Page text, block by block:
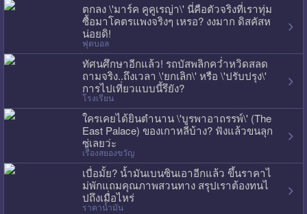
ตกลง \'มาร์ค คูคูเรญ่า\' นี่คือตัวจริงที่เราทุ่ม
ซื้อมาโคตรแพงจริงๆ เหรอ? งงมาก ดิสคัสห
น่อยดิ!
ฟุตบอล
ทัศนศึกษาอีกแล้ว! รถบัสพลิกคว่ำหวิดสลด
ถามจริง..ถึงเวลา \'ยกเลิก\' หรือ \'ปรับปรุง\'
การไปเที่ยวแบบนี้รึยัง?
โรงเรียน
ใครเคยได้ยินตำนาน \'บูรพาอาถรรพ์\' (The
East Palace) ของเกาหลีบ้าง? ฟังแล้วขนลุก
ซู่เลยว่ะ
เรื่องสยองขวัญ
เบื่อมั้ย? น้ำมันเบนซินเอาอีกแล้ว ขึ้นราคาไ
ม่พักแถมคุณภาพสวนทาง สรุปเราต้องทนไ
ปถึงเมื่อไหร่
ราคาน้ำมัน